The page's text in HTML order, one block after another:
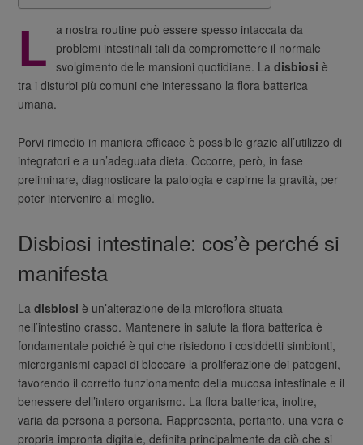
L
a nostra routine può essere spesso intaccata da
problemi intestinali tali da compromettere il normale
svolgimento delle mansioni quotidiane. Ladisbiosi è
tra i disturbi più comuni che interessano la flora batterica
umana.
Porvi rimedio in maniera efficace è possibile grazie all’utilizzo di
integratori e a un’adeguata dieta. Occorre, però, in fase
preliminare, diagnosticare la patologia e capirne la gravità, per
poter intervenire al meglio.
Disbiosi intestinale: cos’è perché si
manifesta
Ladisbiosi è un’alterazione della microflora situata
nell’intestino crasso. Mantenere in salute la flora batterica è
fondamentale poiché è qui che risiedono i cosiddetti simbionti,
microrganismi capaci di bloccare la proliferazione dei patogeni,
favorendo il corretto funzionamento della mucosa intestinale e il
benessere dell’intero organismo. La flora batterica, inoltre,
varia da persona a persona. Rappresenta, pertanto, una vera e
propria impronta digitale, definita principalmente da ciò che si